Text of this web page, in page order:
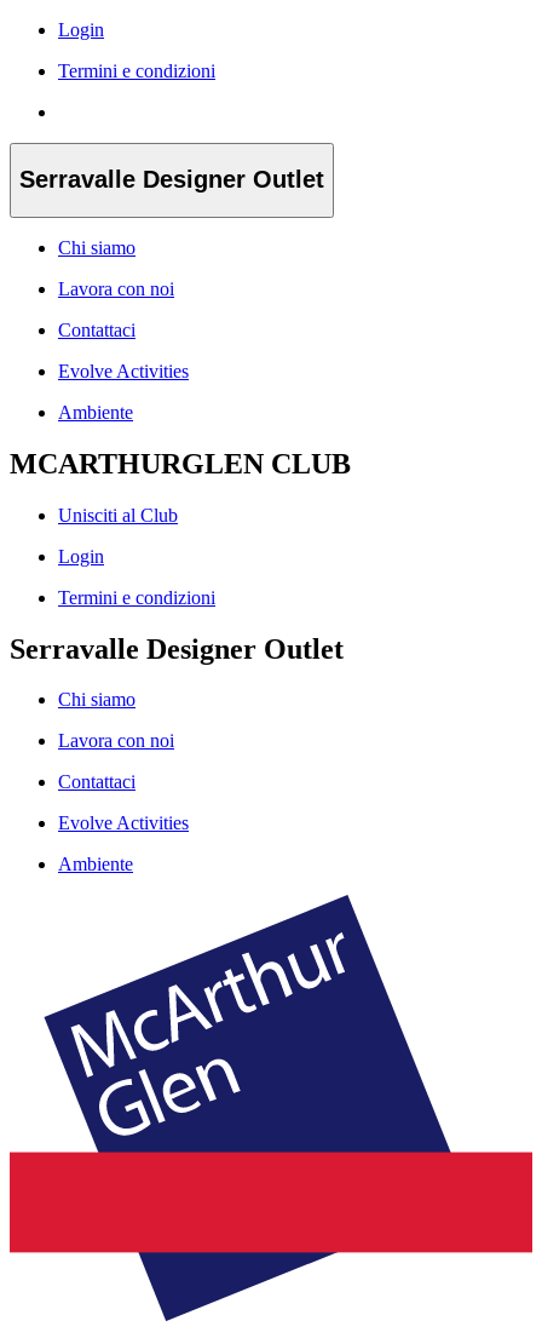
Login
Termini e condizioni
Serravalle Designer Outlet
Chi siamo
Lavora con noi
Contattaci
Evolve Activities
Ambiente
MCARTHURGLEN CLUB
Unisciti al Club
Login
Termini e condizioni
Serravalle Designer Outlet
Chi siamo
Lavora con noi
Contattaci
Evolve Activities
Ambiente